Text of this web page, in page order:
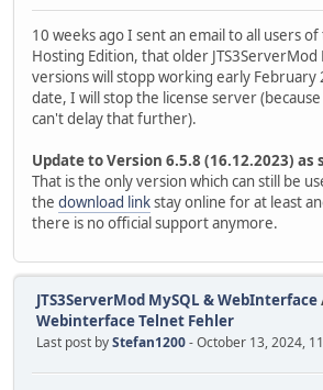
10 weeks ago I sent an email to all users
Hosting Edition, that older
versions will stopp working early February
date, I will stop the license server
can't delay that further).
Update to Version 6.5.8 (16.12.2023) as
That is the only version which can still be
the download linkstay online for at least
there is no official support anymore.
JTS3ServerMod MySQL & WebInterface
Webinterface Telnet Fehler
Last post byStefan1200- October 13, 2024,